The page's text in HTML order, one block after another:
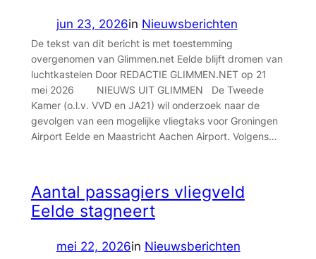
jun 23, 2026in Nieuwsberichten
De tekst van dit bericht is met toestemming
overgenomen van Glimmen.net Eelde blijft dromen van
luchtkastelen Door REDACTIE GLIMMEN.NET op 21
mei 2026 NIEUWS UIT GLIMMEN De Tweede
Kamer (o.l.v. VVD en JA21) wil onderzoek naar de
gevolgen van een mogelijke vliegtaks voor Groningen
Airport Eelde en Maastricht Aachen Airport. Volgens…
Aantal passagiers vliegveld
Eelde stagneert
mei 22, 2026in Nieuwsberichten